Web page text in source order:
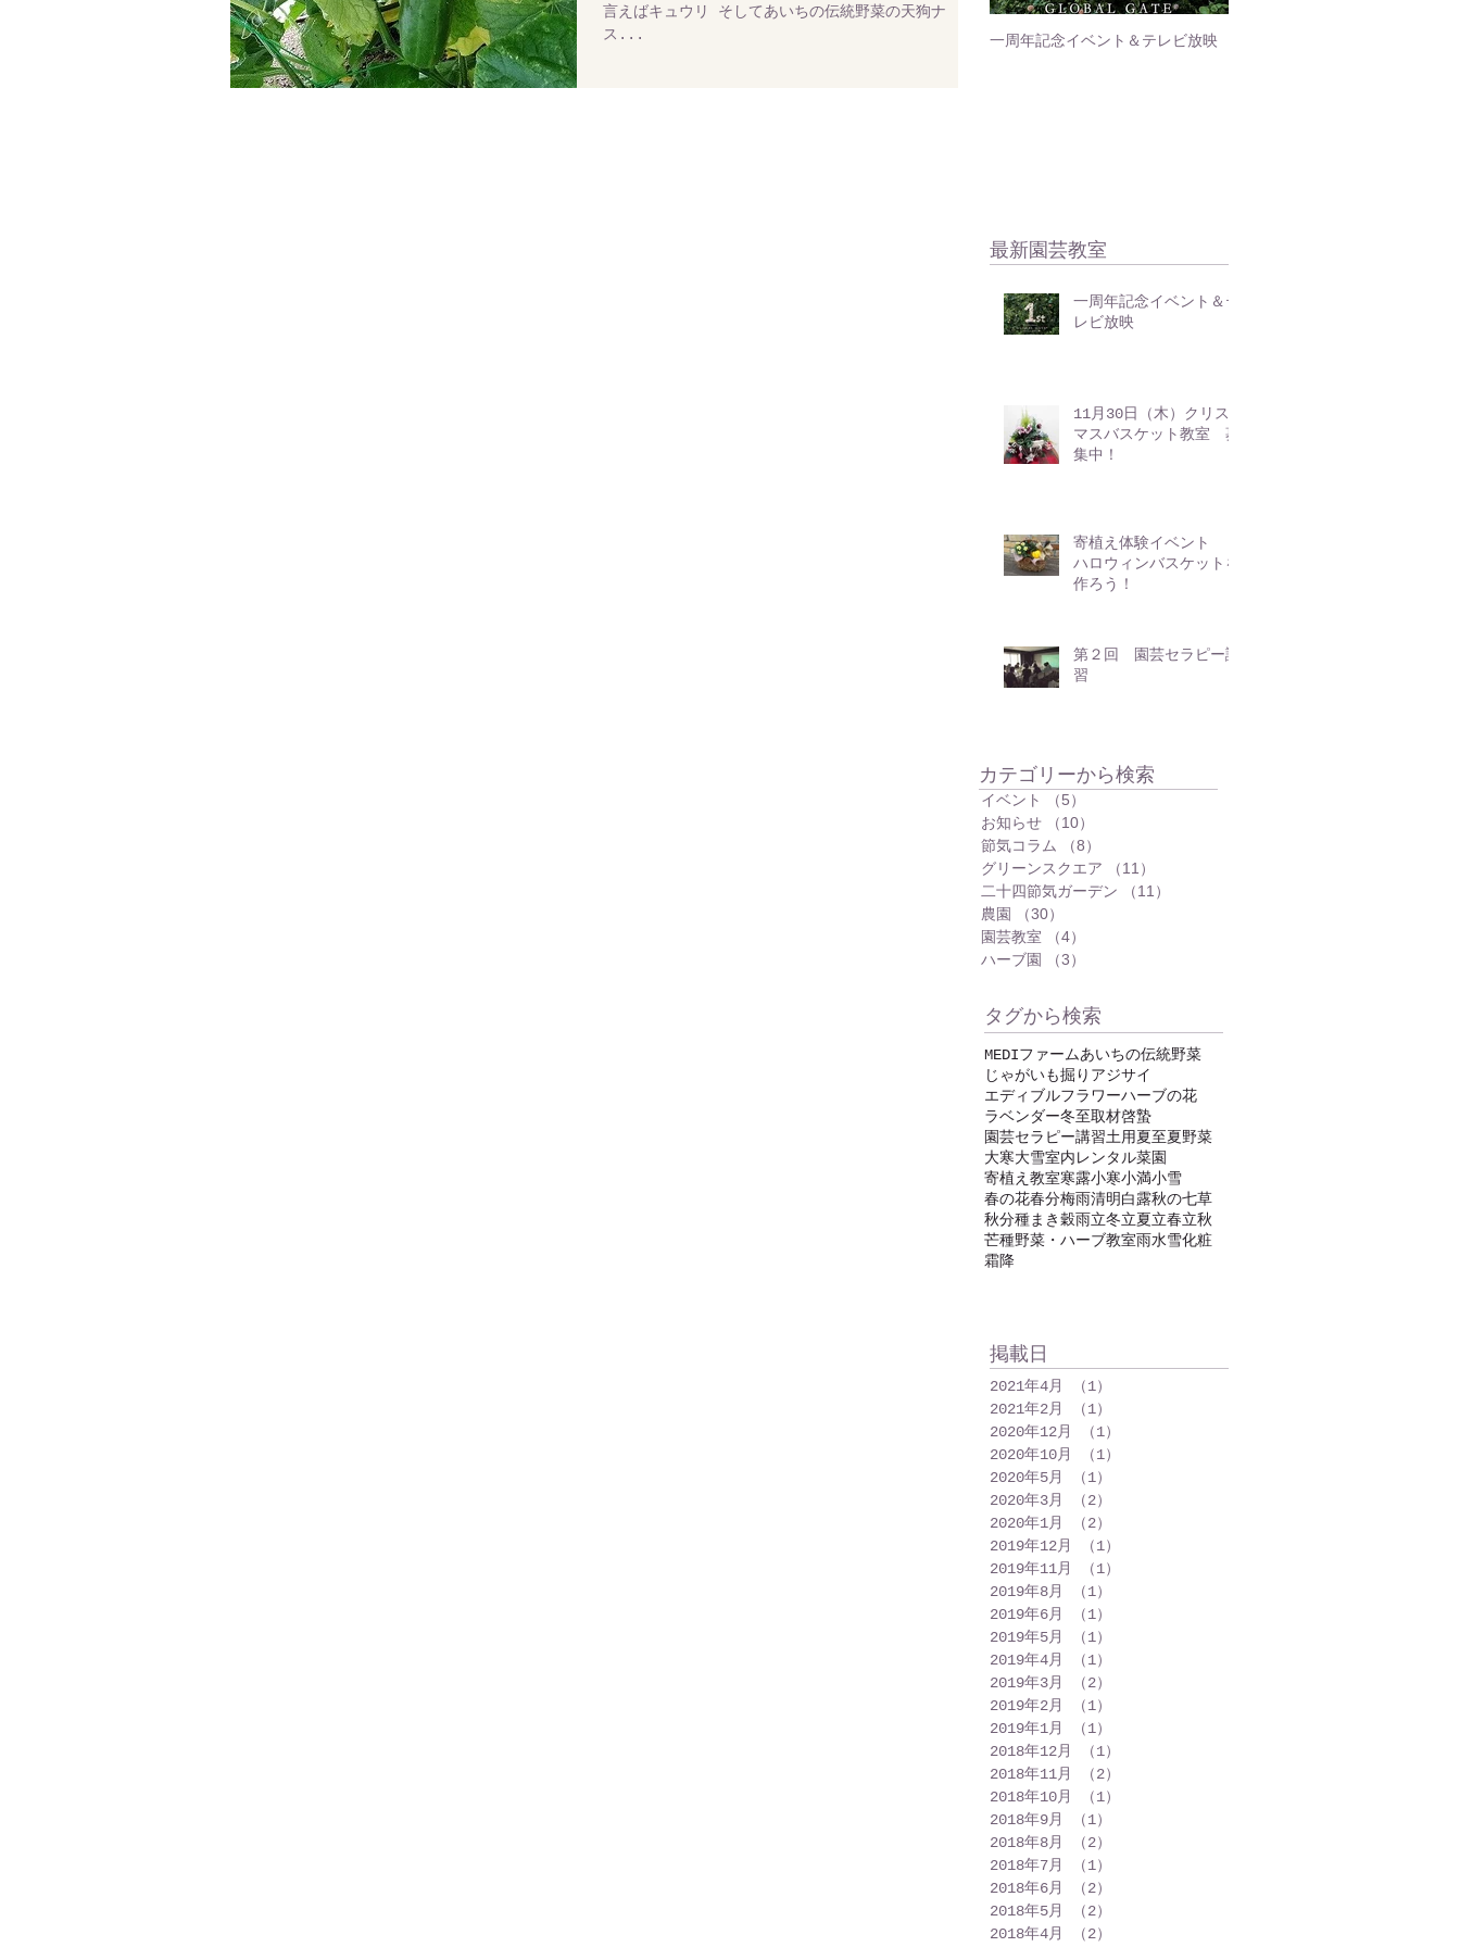
言えばキュウリ そしてあいちの伝統野菜の天狗ナ
ス...
一周年記念イベント＆テレビ放映
最新園芸教室
一周年記念イベント＆テ
レビ放映
11月30日（木）クリス
マスバスケット教室 募
集中！
寄植え体験イベント
ハロウィンバスケットを
作ろう！
第２回 園芸セラピー講
習
​カテゴリーから検索
イベント （5）
お知らせ
（10）
節気コラム
（8）
グリーンスクエア
（11）
二十四節気ガーデン
（11）
農園
（30）
園芸教室
（4）
ハーブ園
（3）
タグから検索
MEDIファームあいちの伝統野菜
じゃがいも掘り アジサイ
エディブルフラワーハーブの花
ラベンダー冬至取材啓蟄
園芸セラピー講習土用夏至夏野菜
大寒大雪室内レンタル菜園
寄植え教室寒露小寒小満小雪
春の花春分梅雨清明白露秋の七草
秋分種まき穀雨立冬立夏立春立秋
芒種野菜・ハーブ教室雨水雪化粧
霜降
掲載日
2021年4月 （1）
2021年2月
（1）
2020年12月
（1）
2020年10月
（1）
2020年5月
（1）
2020年3月
（2）
2020年1月
（2）
2019年12月
（1）
2019年11月
（1）
2019年8月
（1）
2019年6月
（1）
2019年5月
（1）
2019年4月
（1）
2019年3月
（2）
2019年2月
（1）
2019年1月
（1）
2018年12月
（1）
2018年11月
（2）
2018年10月
（1）
2018年9月
（1）
2018年8月
（2）
2018年7月
（1）
2018年6月
（2）
2018年5月
（2）
2018年4月
（2）